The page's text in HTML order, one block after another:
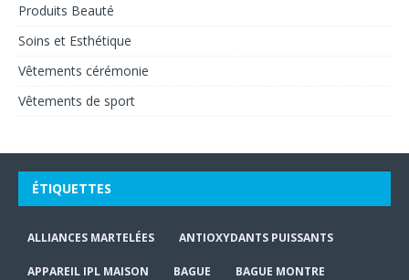
Produits Beauté
Soins et Esthétique
Vêtements cérémonie
Vêtements de sport
ÉTIQUETTES
ALLIANCES MARTELÉES ANTIOXYDANTS PUISSANTS
APPAREIL IPL MAISON BAGUE BAGUE MONTRE